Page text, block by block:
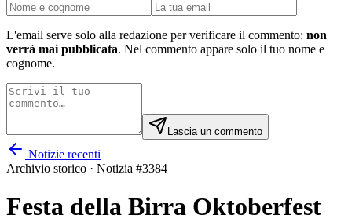
L'email serve solo alla redazione per verificare il commento: non
verrà mai pubblicata. Nel commento appare solo il tuo nome e
cognome.
Lascia un commento
Notizie recenti
Archivio storico · Notizia #3384
Festa della Birra Oktoberfest